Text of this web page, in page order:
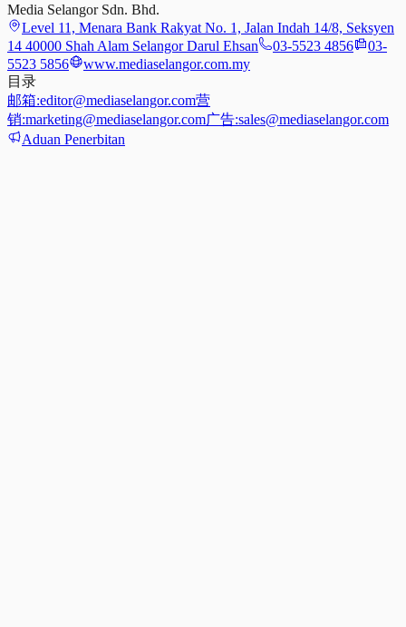
Media Selangor Sdn. Bhd.
Level 11, Menara Bank Rakyat No. 1, Jalan Indah 14/8, Seksyen
14 40000 Shah Alam Selangor Darul Ehsan
03-5523 4856
03-
5523 5856
www.mediaselangor.com.my
目录
邮箱:editor@mediaselangor.com营
销:marketing@mediaselangor.com广告:sales@mediaselangor.com
Aduan Penerbitan